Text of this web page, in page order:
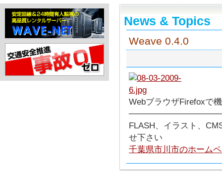
News & Topics
Weave 0.4.0
WebブラウザFirefoxで
FLASH、イラスト、
せ下さい
千葉県市川市のホーム